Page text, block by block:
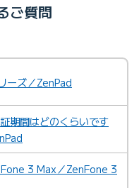
ご質問
ーズ／ZenPad
期間はどのくらいです
3 Max／ZenFone 3